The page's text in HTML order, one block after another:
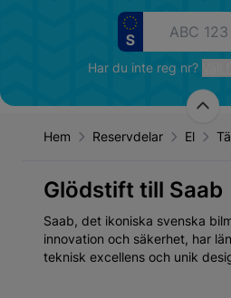
Har du inte reg nr?
Hem Reservdelar El
Glödstift till Saab
Saab, det ikoniska svenska
innovation och säkerhet, har
teknisk excellens och unik
grundat 1937 som en